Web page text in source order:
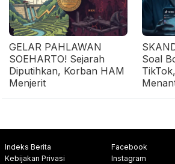
GELAR PAHLAWAN
SOEHARTO! Sejarah
Diputihkan, Korban HAM
Menjerit
Soal
Indeks Berita
Kebijakan Privasi
Facebook
Instagram